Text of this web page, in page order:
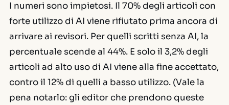
I numeri sono impietosi. Il 70% degli articoli con
forte utilizzo di AI viene rifiutato prima ancora di
arrivare ai revisori. Per quelli scritti senza AI, la
percentuale scende al 44%. E solo il 3,2% degli
articoli ad alto uso di AI viene alla fine accettato,
contro il 12% di quelli a basso utilizzo. (Vale la
pena notarlo: gli editor che prendono queste